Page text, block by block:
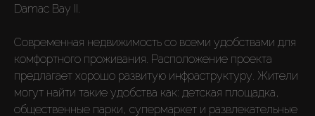
Damac Bay II.
Современная недвижимость со всеми удобствами для
комфортного проживания. Расположение проекта
предлагает хорошо развитую инфраструктуру. Жители
могут найти такие удобства как: детская площадка,
общественные парки, супермаркет и развлекательные